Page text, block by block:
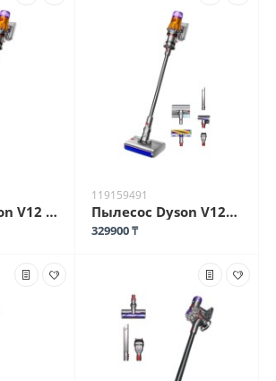
Пылесос Dyson V12 Detect Slim Absolute SV30 желтый, серебристый
119159491
Пылесос Dyson V12S Detect Slim Submarine золотистый
329900 ₸